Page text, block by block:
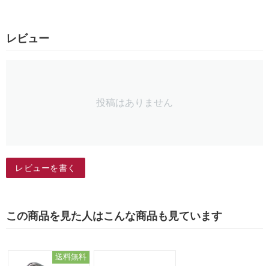
レビュー
投稿はありません
レビューを書く
この商品を見た人はこんな商品も見ています
送料無料